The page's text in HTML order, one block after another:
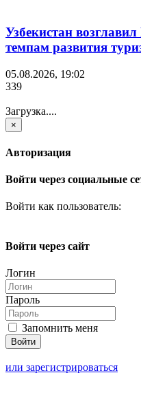
Узбекистан
темпам развития
05.08.2026, 19:02
339
Загрузка....
×
Авторизация
Войти через социальные
Войти как пользователь:
Войти через сайт
Логин
Пароль
Запомнить меня
или зарегистрироваться